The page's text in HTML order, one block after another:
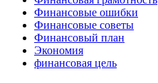
Финансовые ошибки
Финансовые советы
Финансовый план
Экономия
финансовая цель